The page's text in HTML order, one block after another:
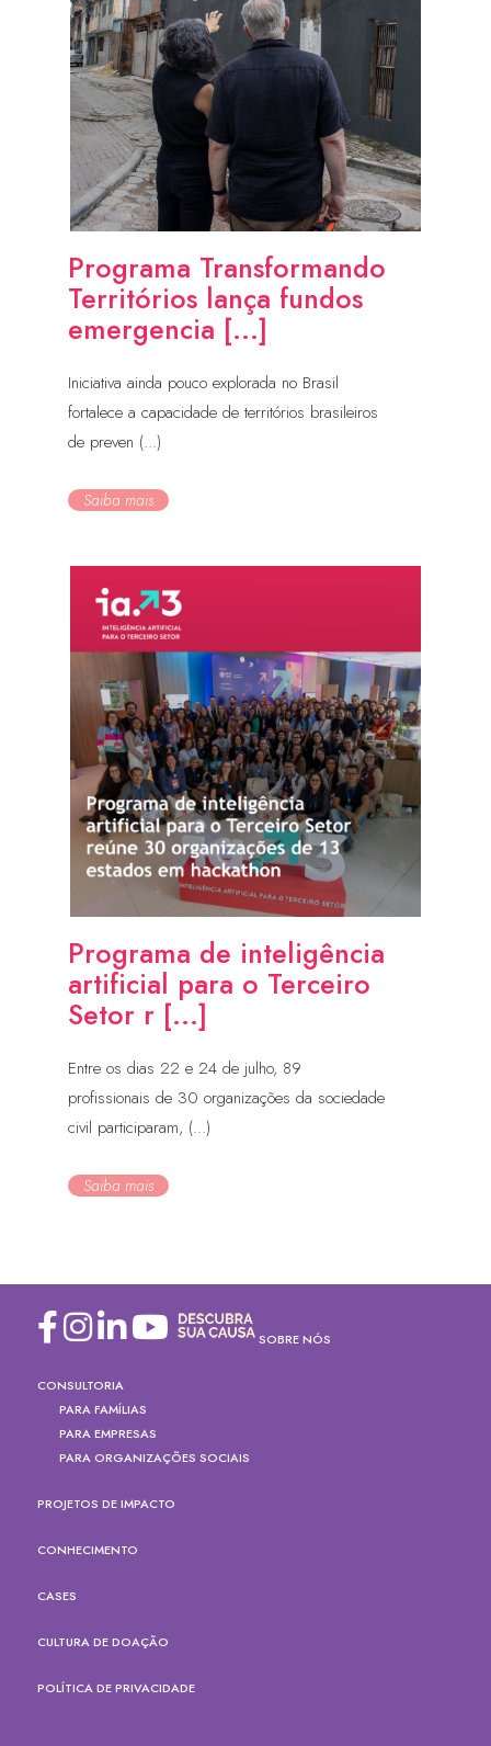
Programa Transformando
Territórios lança fundos
emergencia [...]
Iniciativa ainda pouco explorada no Brasil
fortalece a capacidade de territórios brasileiros
de preven (...)
Saiba mais
Programa de inteligência
artificial para o Terceiro
Setor r [...]
Entre os dias 22 e 24 de julho, 89
profissionais de 30 organizações da sociedade
civil participaram, (...)
Saiba mais
SOBRE NÓS
CONSULTORIA
PARA FAMÍLIAS
PARA EMPRESAS
PARA ORGANIZAÇÕES SOCIAIS
PROJETOS DE IMPACTO
CONHECIMENTO
CASES
CULTURA DE DOAÇÃO
POLÍTICA DE PRIVACIDADE